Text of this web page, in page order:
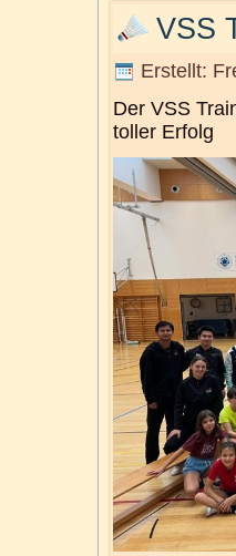
VSS
Erstellt:
Der VSS
toller Erfolg